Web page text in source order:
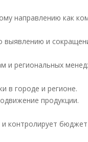
направлению как
выявлению и
и региональных
в городе и регионе.
продукции.
и контролирует бюджет